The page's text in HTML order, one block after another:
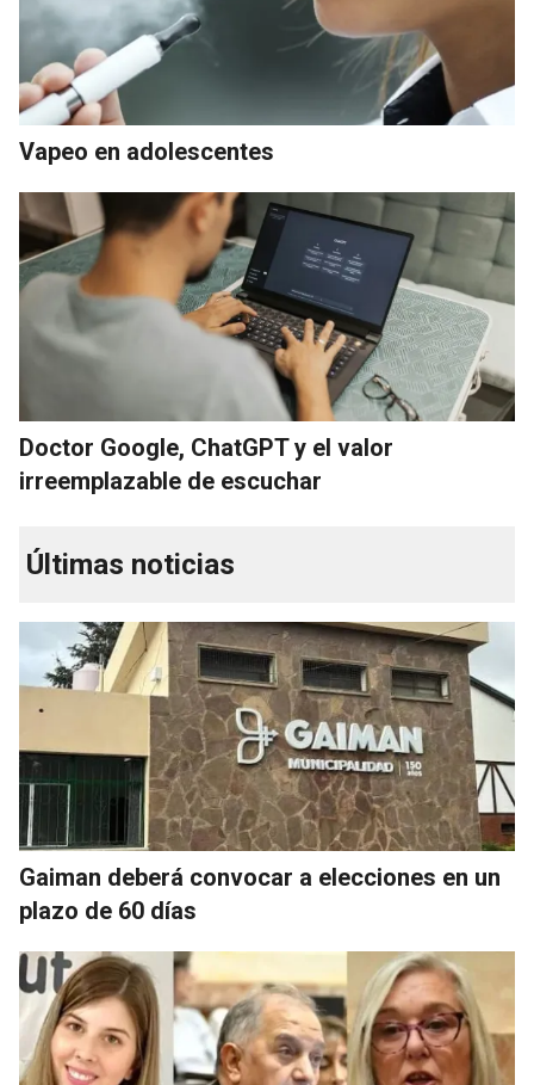
Vapeo en adolescentes
Doctor Google, ChatGPT y el valor
irreemplazable de escuchar
Últimas noticias
Gaiman deberá convocar a elecciones en un
plazo de 60 días